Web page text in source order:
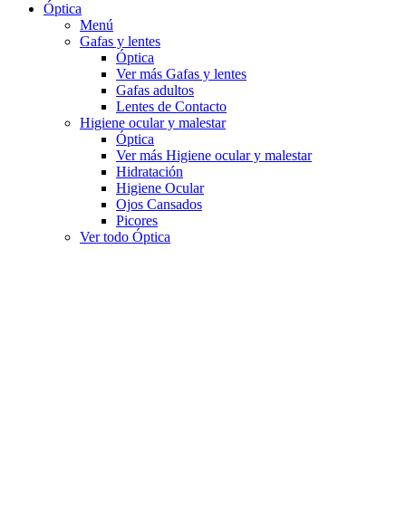
Óptica
Menú
Gafas y lentes
Óptica
Ver más Gafas y lentes
Gafas adultos
Lentes de Contacto
Higiene ocular y malestar
Óptica
Ver más Higiene ocular y malestar
Hidratación
Higiene Ocular
Ojos Cansados
Picores
Ver todo Óptica